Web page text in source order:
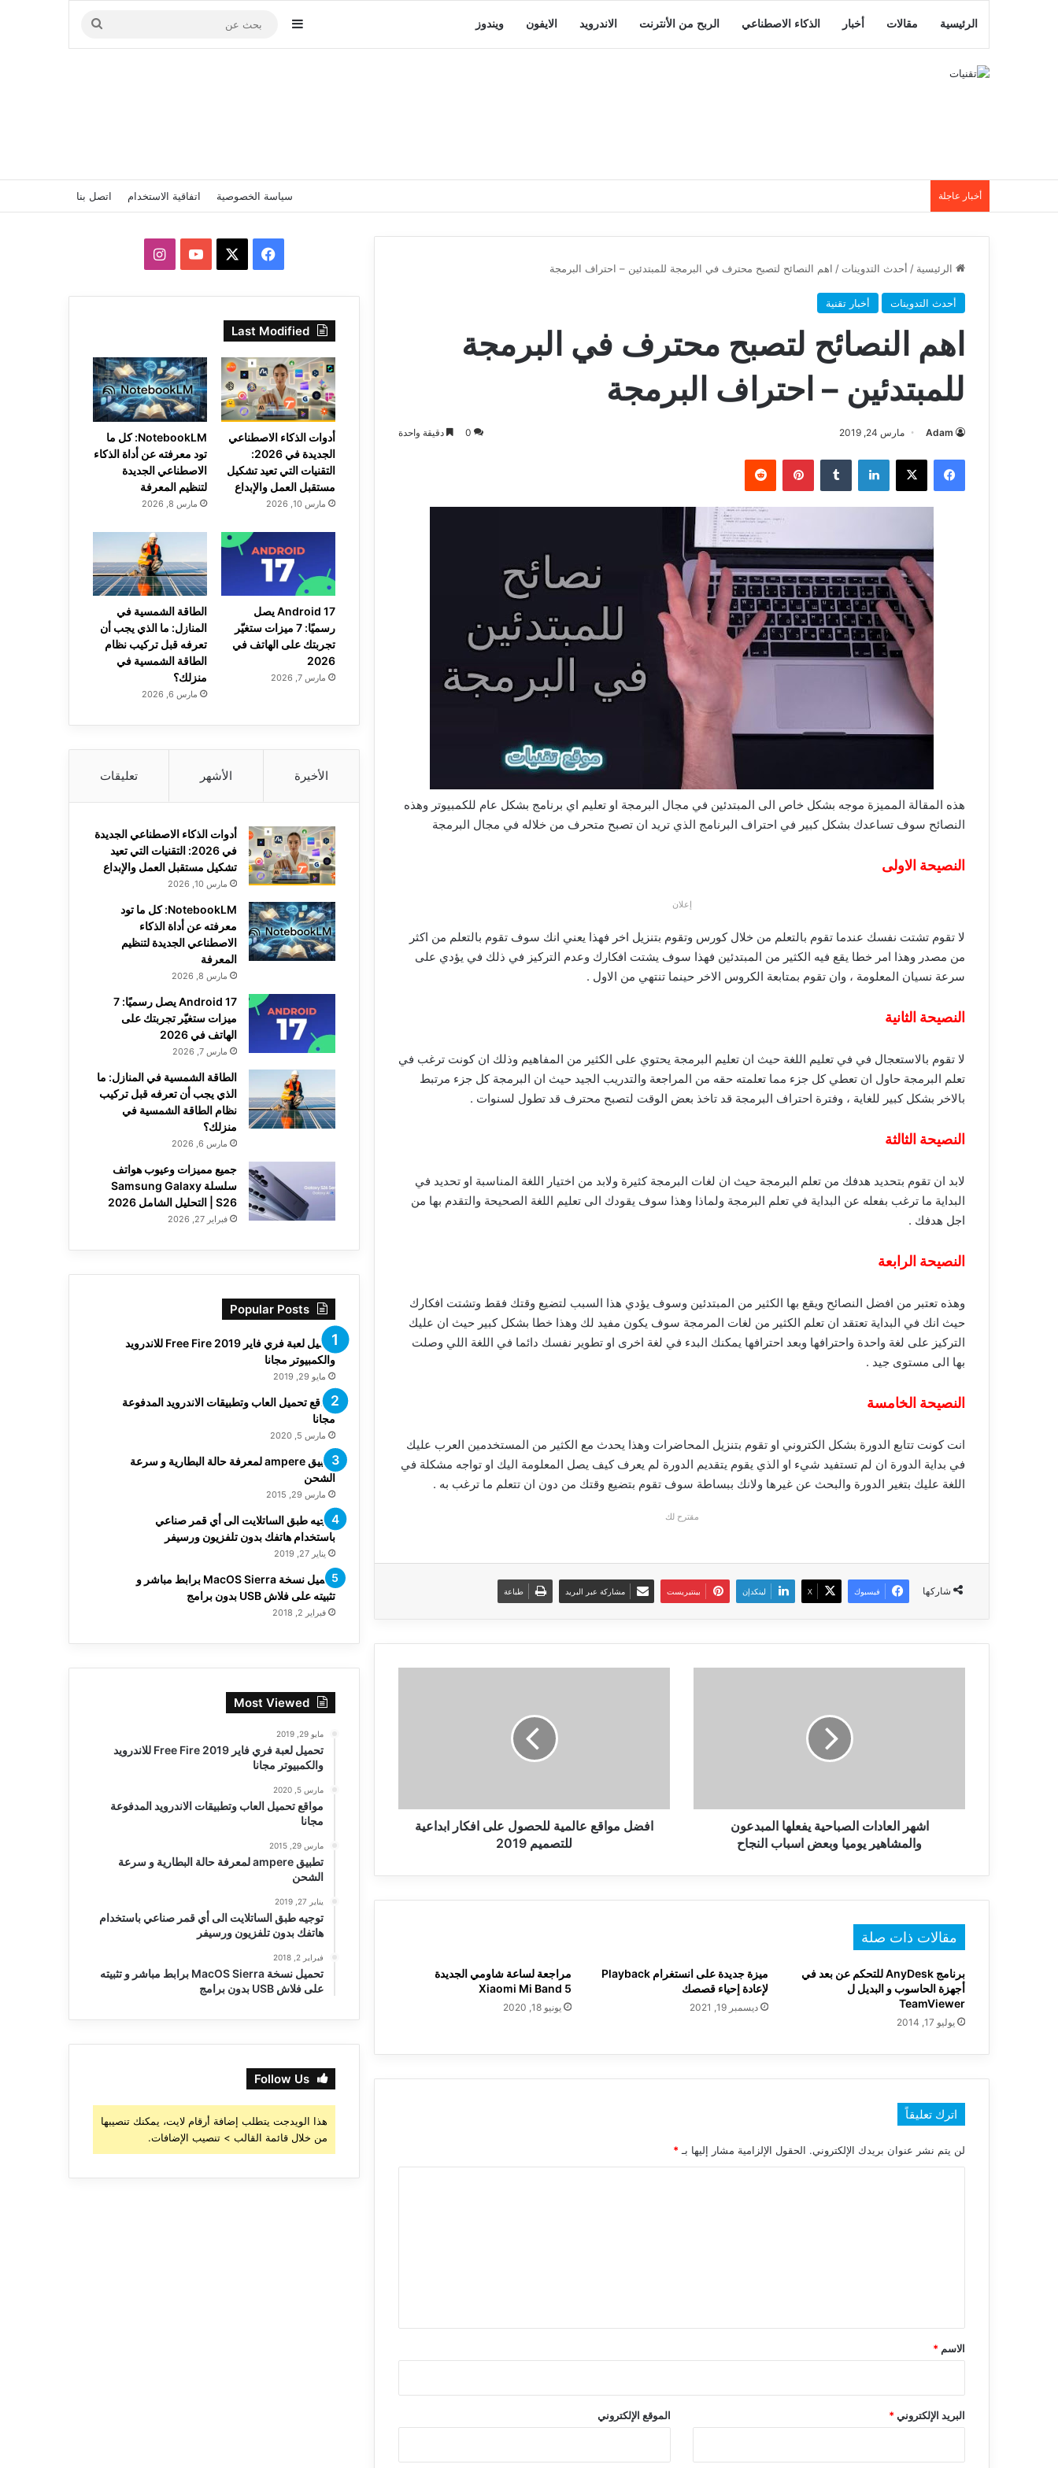
الرئيسية مقالات أخبار الذكاء الاصطناعي الربح من الأنترنت الاندرويد الايفون ويندوز إضافة عمود جانبي
بحث
عن
أخبار عاجلة سياسة الخصوصية اتفاقية الاستخدام اتصل بنا
الرئيسية / أحدث التدوينات / اهم النصائح لتصبح محترف في البرمجة للمبتدئين – احتراف البرمجة
أحدث التدوينات أخبار تقنية
اهم النصائح لتصبح محترف في البرمجة
للمبتدئين – احتراف البرمجة
Adam مارس 24, 2019 0 دقيقة واحدة
فيسبوك ‫X لينكدإن بينتيريست
هذه المقالة المميزة موجه بشكل خاص الى المبتدئين في مجال البرمجة او تعليم اي برنامج بشكل عام للكمبيوتر وهذه
النصائح سوف تساعدك بشكل كبير في احتراف البرنامج الذي تريد ان تصبح متحرف من خلاله في مجال البرمجة
النصيحة الاولى
إعلان
لا تقوم تشتت نفسك عندما تقوم بالتعلم من خلال كورس وتقوم بتنزيل اخر فهذا يعني انك سوف تقوم بالتعلم من اكثر
من مصدر وهذا امر خطا يقع فيه الكثير من المبتدئين فهذا سوف يشتت افكارك وعدم التركيز في ذلك في يؤدي على
سرعة نسيان المعلومة ، وان تقوم بمتابعة الكروس الاخر حينما تنتهي من الاول .
النصيحة الثانية
لا تقوم بالاستعجال في في تعليم اللغة حيث ان تعليم البرمجة يحتوي على الكثير من المفاهيم وذلك ان كونت ترغب في
تعلم البرمجة حاول ان تعطي كل جزء مما تعلمته حقه من المراجعة والتدريب الجيد حيث ان البرمجة كل جزء مرتبط
بالاخر بشكل كبير للغاية ، وفترة احتراف البرمجة قد تاخذ بعض الوقت لتصبح محترف قد تطول لسنوات .
النصيحة الثالثة
لابد ان تقوم بتحديد هدفك من تعلم البرمجة حيث ان لغات البرمجة كثيرة ولابد من اختيار اللغة المناسبة او تحديد في
البداية ما ترغب بفعله عن البداية في تعلم البرمجة ولماذا وهذا سوف يقودك الى تعليم اللغة الصحيحة والتقدم بها من
اجل هدفك .
النصيحة الرابعة
وهذه تعتبر من افضل النصائح ويقع بها الكثير من المبتدئين وسوف يؤدي هذا السبب لتضيع وقتك فقط وتشتت افكارك
حيث انك في البداية تعتقد ان تعلم الكثير من لغات المرمجة سوف يكون مفيد لك وهذا خطا بشكل كبير حيث ان عليك
التركيز على لغة واحدة واحترافها وبعد احترافها يمكنك البدء في لغة اخرى او تطوير نفسك دائما في اللغة اللي وصلت
بها الى مستوى جيد .
النصيحة الخامسة
انت كونت تتابع الدورة بشكل الكتروني او تقوم بتنزيل المحاضرات وهذا يحدث مع الكثير من المستخدمين العرب عليك
في بداية الدورة ان لم تستفيد شيء او الذي يقوم يتقديم الدورة لم يعرف كيف يصل المعلومة اليك او تواجه مشكلة في
اللغة عليك بتغير الدورة والبحث عن غيرها ولانك ببساطة سوف تقوم بتضيع وقتك من دون ان تتعلم ما ترغب به .
مقترح لك
شاركها فيسبوك ‫X لينكدإن بينتيريست مشاركة عبر البريد طباعة
اسباب
اشهر العادات الصباحية يفعلها المبدعون
والمشاهير يوميا وبعض اسباب النجاح
2019
افضل مواقع عالمية للحصول على افكار ابداعية
للتصميم 2019
مقالات ذات صلة
برنامج AnyDesk للتحكم عن بعد في
أجهزة الحاسوب و البديل ل
TeamViewer
يوليو 17, 2014
ميزة جديدة على انستغرام Playback
لإعادة إحياء قصصك
ديسمبر 19, 2021
مراجعة لساعة شاومي الجديدة
Xiaomi Mi Band 5
يونيو 18, 2020
اترك تعليقاً
لن يتم نشر عنوان بريدك الإلكتروني. الحقول الإلزامية مشار إليها بـ *
*
الاسم *
البريد الإلكتروني* الموقع الإلكتروني
فيسبوك ‫YouTubeانستقرام
Last Modified
أدوات الذكاء الاصطناعي
الجديدة في 2026:
التقنيات التي تعيد تشكيل
مستقبل العمل والإبداع
مارس 10, 2026
NotebookLM: كل ما
تود معرفته عن أداة الذكاء
الاصطناعي الجديدة
لتنظيم المعرفة
مارس 8, 2026
Android 17 يصل
رسميًا: 7 ميزات ستغيّر
تجربتك على الهاتف في
2026
مارس 7, 2026
الطاقة الشمسية في
المنازل: ما الذي يجب أن
تعرفه قبل تركيب نظام
الطاقة الشمسية في
منزلك؟
مارس 6, 2026
الأخيرة الأشهر تعليقات
أدوات الذكاء الاصطناعي الجديدة
في 2026: التقنيات التي تعيد
تشكيل مستقبل العمل والإبداع
مارس 10, 2026
NotebookLM: كل ما تود
معرفته عن أداة الذكاء
الاصطناعي الجديدة لتنظيم
المعرفة
مارس 8, 2026
Android 17 يصل رسميًا: 7
ميزات ستغيّر تجربتك على
الهاتف في 2026
مارس 7, 2026
الطاقة الشمسية في المنازل: ما
الذي يجب أن تعرفه قبل تركيب
نظام الطاقة الشمسية في
منزلك؟
مارس 6, 2026
جميع مميزات وعيوب هواتف
سلسلة Samsung Galaxy
S26 | التحليل الشامل 2026
فبراير 27, 2026
Popular Posts
تحميل لعبة فري فاير Free Fire 2019 للاندرويد
والكمبيوتر مجانا
مايو 29, 2019
مواقع تحميل العاب وتطبيقات الاندرويد المدفوعة
مجانا
مارس 5, 2020
تطبيق ampere لمعرفة حالة البطارية و سرعة
الشحن
مارس 29, 2015
توجيه طبق الساتلايت الى أي قمر صناعي
باستخدام هاتفك بدون تلفزيون ورسيفر
يناير 27, 2019
تحميل نسخة MacOS Sierra برابط مباشر و
تثبيته على فلاش USB بدون برامج
فبراير 2, 2018
Most Viewed
مايو 29, 2019
تحميل لعبة فري فاير Free Fire 2019 للاندرويد
والكمبيوتر مجانا
مارس 5, 2020
مواقع تحميل العاب وتطبيقات الاندرويد المدفوعة
مجانا
مارس 29, 2015
تطبيق ampere لمعرفة حالة البطارية و سرعة
الشحن
يناير 27, 2019
توجيه طبق الساتلايت الى أي قمر صناعي باستخدام
هاتفك بدون تلفزيون ورسيفر
فبراير 2, 2018
تحميل نسخة MacOS Sierra برابط مباشر و تثبيته
على فلاش USB بدون برامج
Follow Us
هذا الويدجت يتطلب إضافة أرقام لايت، يمكنك تنصيبها
من خلال قائمة القالب > تنصيب الإضافات.